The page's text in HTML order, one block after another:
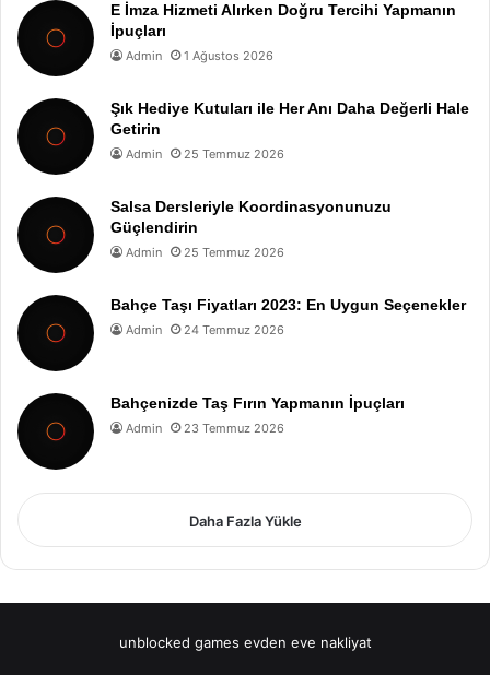
E İmza Hizmeti Alırken Doğru Tercihi Yapmanın
İpuçları
Admin 1 Ağustos 2026
Şık Hediye Kutuları ile Her Anı Daha Değerli Hale
Getirin
Admin 25 Temmuz 2026
Salsa Dersleriyle Koordinasyonunuzu
Güçlendirin
Admin 25 Temmuz 2026
Bahçe Taşı Fiyatları 2023: En Uygun Seçenekler
Admin 24 Temmuz 2026
Bahçenizde Taş Fırın Yapmanın İpuçları
Admin 23 Temmuz 2026
Daha Fazla Yükle
unblocked games evden eve nakliyat